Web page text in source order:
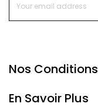
Nos Conditions
En Savoir Plus